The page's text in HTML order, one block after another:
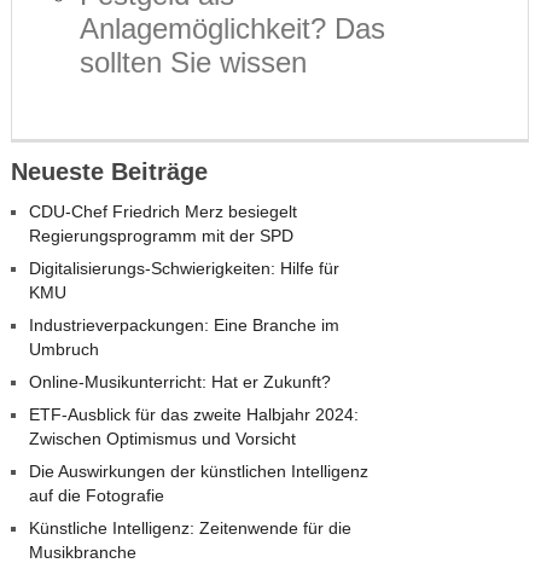
Anlagemöglichkeit? Das
sollten Sie wissen
Neueste Beiträge
CDU-Chef Friedrich Merz besiegelt
Regierungsprogramm mit der SPD
Digitalisierungs-Schwierigkeiten: Hilfe für
KMU
Industrieverpackungen: Eine Branche im
Umbruch
Online-Musikunterricht: Hat er Zukunft?
ETF-Ausblick für das zweite Halbjahr 2024:
Zwischen Optimismus und Vorsicht
Die Auswirkungen der künstlichen Intelligenz
auf die Fotografie
Künstliche Intelligenz: Zeitenwende für die
Musikbranche